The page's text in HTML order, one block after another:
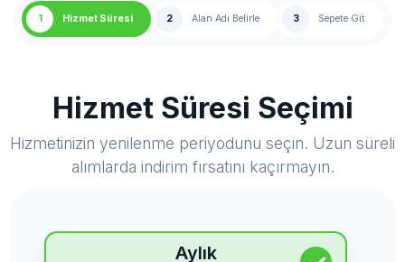
1 Hizmet Süresi 2 Alan Adı Belirle 3 Sepete Git
Hizmet Süresi Seçimi
Hizmetinizin yenilenme periyodunu seçin. Uzun süreli
alımlarda indirim fırsatını kaçırmayın.
Aylık